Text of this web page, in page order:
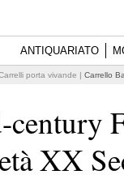
ANTIQUARIATO
porta vivande | Carrello
XX